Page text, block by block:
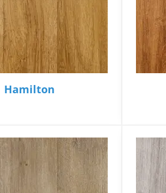
Hamilton